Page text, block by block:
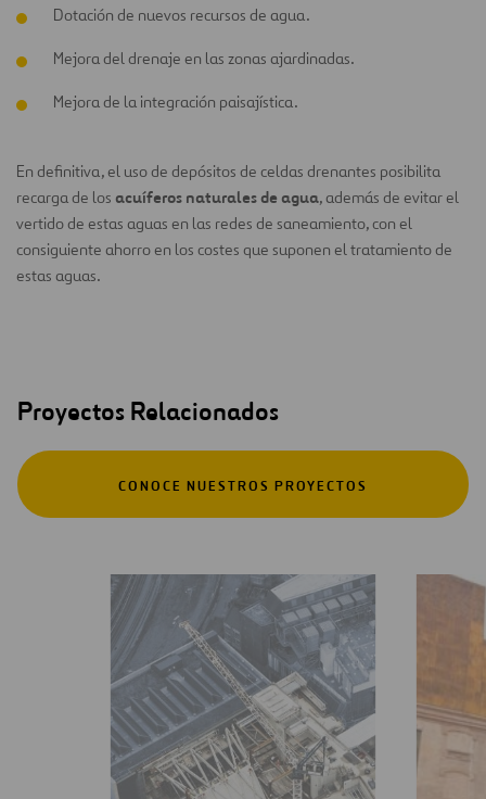
Dotación de nuevos recursos de agua.
Mejora del drenaje en las zonas ajardinadas.
Mejora de la integración paisajística.
En definitiva, el uso de depósitos de celdas drenantes posibilita
recarga de los acuíferos naturales de agua, además de evitar el
vertido de estas aguas en las redes de saneamiento, con el
consiguiente ahorro en los costes que suponen el tratamiento de
estas aguas.
Proyectos Relacionados
CONOCE NUESTROS PROYECTOS